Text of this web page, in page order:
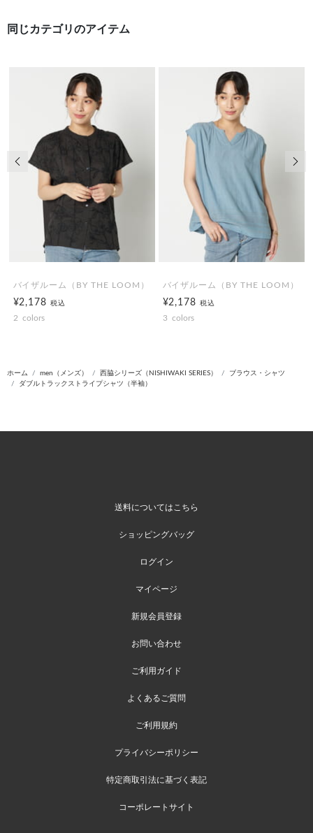
同じカテゴリのアイテム
バイザルーム（BY THE LOOM）
¥2,178税込
2 colors
バイザルーム（BY THE LOOM）
¥2,178税込
3 colors
前の画像
ホーム men（メンズ） 西脇シリーズ（NISHIWAKI SERIES）
ブラウス・シャツ
ダブルトラックストライプシャツ（半袖）
送料についてはこちら
ショッピングバッグ
ログイン
マイページ
新規会員登録
お問い合わせ
ご利用ガイド
よくあるご質問
ご利用規約
プライバシーポリシー
特定商取引法に基づく表記
コーポレートサイト